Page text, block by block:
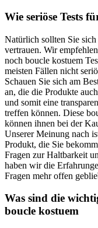
Wie seriöse Tests
Natürlich sollten Sie
vertrauen. Wir
noch boucle kostuem
meisten Fällen nicht
Schauen Sie sich am
an, die die Produkte
und somit eine
treffen können. Diese
können ihnen bei der
Unserer Meinung nach
Produkt, die Sie
Fragen zur Haltbarkeit
haben wir die
Fragen mehr offen
Was sind die
boucle kostuem